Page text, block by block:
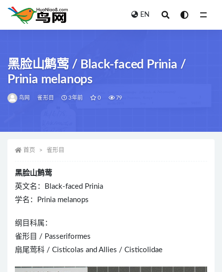
EN
黑脸山鹪莺 / Black-faced Prinia /
Prinia melanops
鸟网 雀形目 3年前 0 79
首页 雀形目
黑脸山鹪莺
英文名：Black-faced Prinia
学名：Prinia melanops
纲目科属：
雀形目 / Passeriformes
扇尾莺科 / Cisticolas and Allies / Cisticolidae